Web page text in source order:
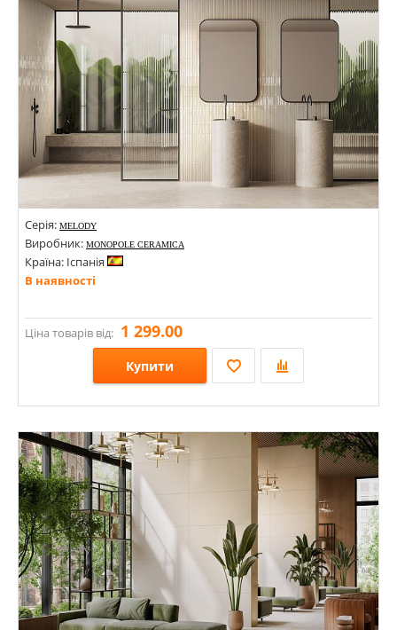
Серія: MELODY
Виробник: MONOPOLE CERAMICA
Країна: Іспанія
В наявності
Ціна товарів від: 1 299.00
Купити
Розміри: 200х200х8;
Стилі: Під цеглу;
Кольори: